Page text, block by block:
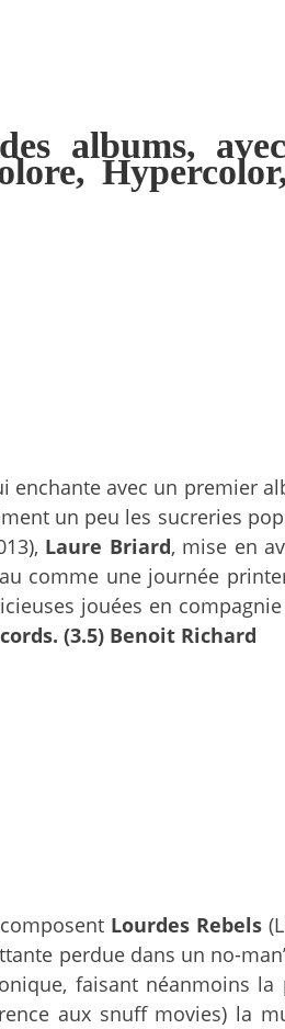
albums,
avec un premier
un peu les sucreries
Laure Briard, mise en
comme une journée
jouées en
(3.5) Benoit Richard
Lourdes Rebels
perdue dans un no-
faisant néanmoins
aux snuff movies) la